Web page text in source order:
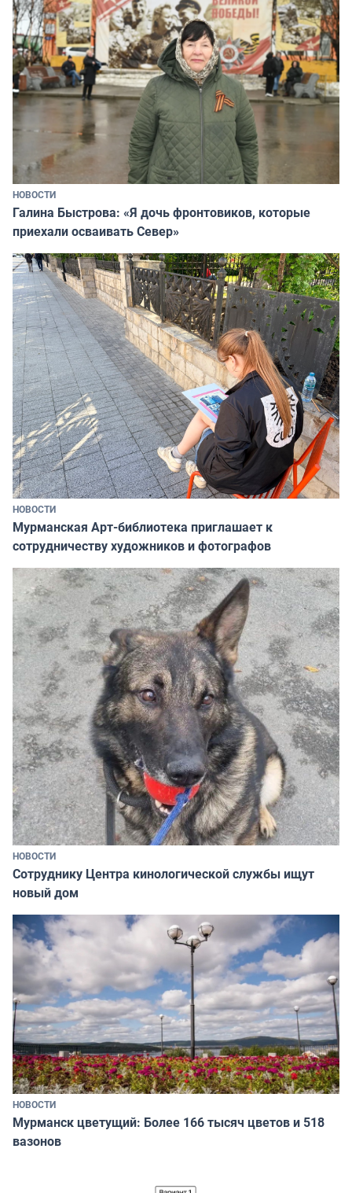
НОВОСТИ
Галина Быстрова: «Я дочь фронтовиков, которые
приехали осваивать Север»
НОВОСТИ
Мурманская Арт-библиотека приглашает к
сотрудничеству художников и фотографов
НОВОСТИ
Сотруднику Центра кинологической службы ищут
новый дом
НОВОСТИ
Мурманск цветущий: Более 166 тысяч цветов и 518
вазонов